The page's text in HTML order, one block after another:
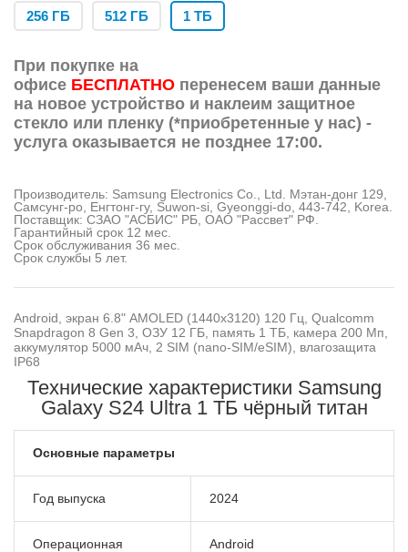
256 ГБ 512 ГБ 1 ТБ
При покупке на
офисе БЕСПЛАТНО перенесем ваши данные
на новое устройство и наклеим защитное
стекло или пленку (*приобретенные у нас) -
услуга оказывается не позднее 17:00.
Производитель: Samsung Electronics Co., Ltd. Мэтан-донг 129,
Самсунг-ро, Енгтонг-гу, Suwon-si, Gyeonggi-do, 443-742, Korea.
Поставщик: СЗАО "АСБИС" РБ, OАО "Рассвет" РФ.
Гарантийный срок 12 мес.
Срок обслуживания 36 мес.
Срок службы 5 лет.
Android, экран 6.8" AMOLED (1440x3120) 120 Гц, Qualcomm
Snapdragon 8 Gen 3, ОЗУ 12 ГБ, память 1 ТБ, камера 200 Мп,
аккумулятор 5000 мАч, 2 SIM (nano-SIM/eSIM), влагозащита
IP68
Технические характеристики Samsung
Galaxy S24 Ultra 1 ТБ чёрный титан
Основные параметры
Год выпуска 2024
Операционная
Android